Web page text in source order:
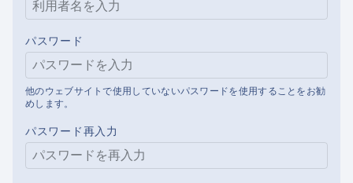
パスワード
他のウェブサイトで使用していないパスワードを使用することをお勧
めします。
パスワード再入力